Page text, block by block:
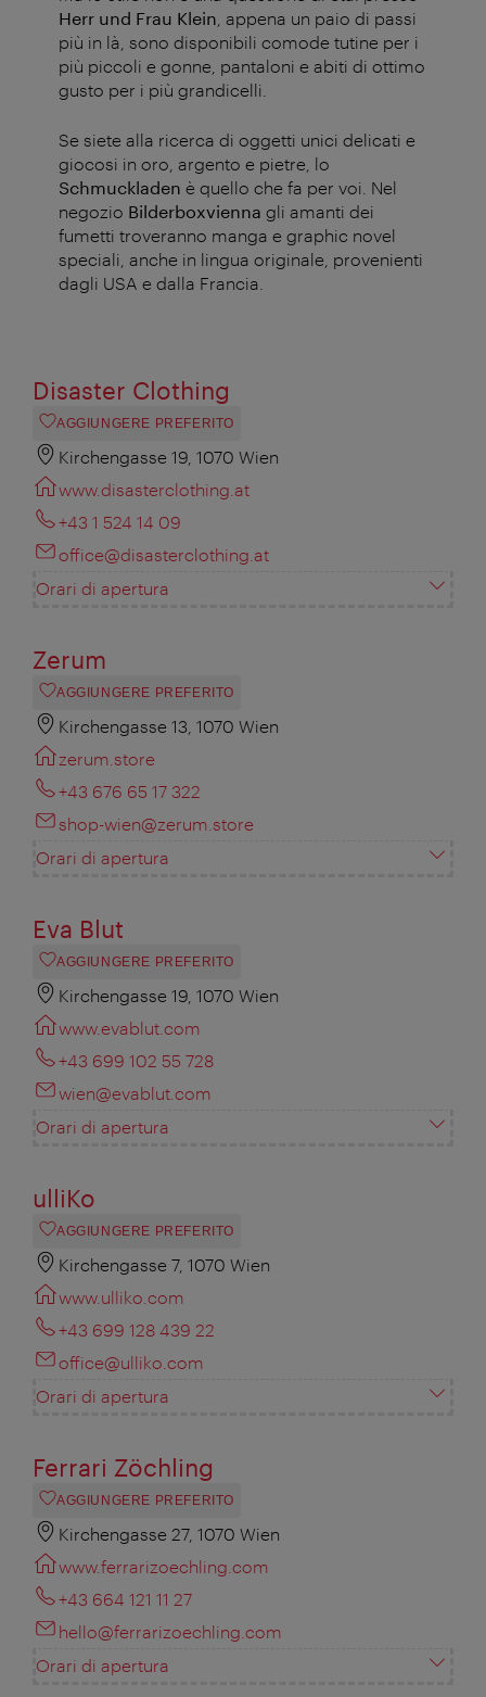
Herr und Frau Klein , appena un paio di passi
più in là, sono disponibili comode tutine per i
più piccoli e gonne, pantaloni e abiti di ottimo
gusto per i più grandicelli.
Se siete alla ricerca di oggetti unici delicati e
giocosi in oro, argento e pietre, lo
Schmuckladen è quello che fa per voi. Nel
negozio Bilderboxvienna gli amanti dei
fumetti troveranno manga e graphic novel
speciali, anche in lingua originale, provenienti
dagli USA e dalla Francia.
Disaster Clothing
AGGIUNGERE PREFERITO
Kirchengasse 19, 1070 Wien
www.disasterclothing.at
+43 1 524 14 09
office@disasterclothing.at
Orari di apertura
Zerum
AGGIUNGERE PREFERITO
Kirchengasse 13, 1070 Wien
zerum.store
+43 676 65 17 322
shop-wien@zerum.store
Orari di apertura
Eva Blut
AGGIUNGERE PREFERITO
Kirchengasse 19, 1070 Wien
www.evablut.com
+43 699 102 55 728
wien@evablut.com
Orari di apertura
ulliKo
AGGIUNGERE PREFERITO
Kirchengasse 7, 1070 Wien
www.ulliko.com
+43 699 128 439 22
office@ulliko.com
Orari di apertura
Ferrari Zöchling
AGGIUNGERE PREFERITO
Kirchengasse 27, 1070 Wien
www.ferrarizoechling.com
+43 664 121 11 27
hello@ferrarizoechling.com
Orari di apertura